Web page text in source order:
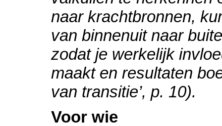
naar krachtbronnen,
van binnenuit naar
zodat je werkelijk
maakt en resultaten
van transitie’, p. 10).
Voor wie